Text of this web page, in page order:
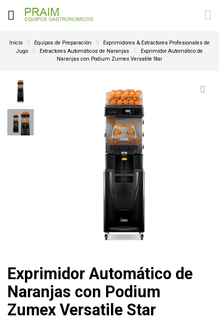
Inicio Equipos de Preparación
Exprimidores & Extractores Profesionales de
Jugo
Extractores Automáticos de Naranjas
Exprimidor Automático de
Naranjas con Podium Zumex Versatile Star
Exprimidor Automático de
Naranjas con Podium
Zumex Versatile Star